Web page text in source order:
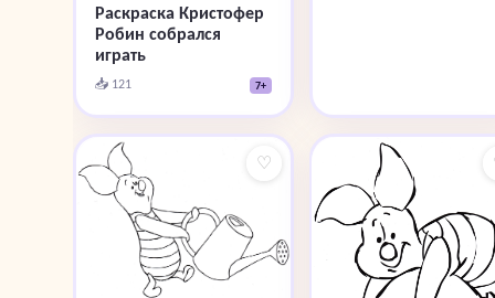
Раскраска Кристофер
Робин собрался
играть
📥 121 7+
♡